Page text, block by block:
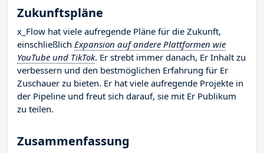
Zukunftspläne
x_Flow hat viele aufregende Pläne für die Zukunft,
einschließlich Expansion auf andere Plattformen wie
YouTube und TikTok. Er strebt immer danach, Er Inhalt zu
verbessern und den bestmöglichen Erfahrung für Er
Zuschauer zu bieten. Er hat viele aufregende Projekte in
der Pipeline und freut sich darauf, sie mit Er Publikum
zu teilen.
Zusammenfassung